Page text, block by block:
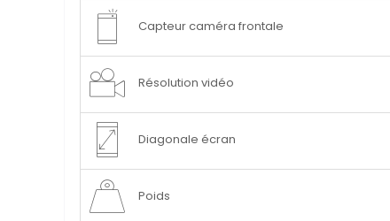
Capteur caméra frontale
Résolution vidéo
Diagonale écran
Poids